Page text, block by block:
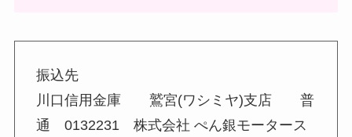
振込先
川口信用金庫 鷲宮(ワシミヤ)支店 普
通 0132231 株式会社 ぺん銀モータース